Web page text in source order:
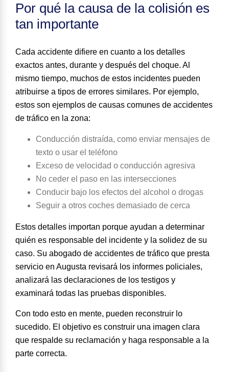
Por qué la causa de la colisión es
tan importante
Cada accidente difiere en cuanto a los detalles
exactos antes, durante y después del choque. Al
mismo tiempo, muchos de estos incidentes pueden
atribuirse a tipos de errores similares. Por ejemplo,
estos son ejemplos de causas comunes de accidentes
de tráfico en la zona:
Conducción distraída, como enviar mensajes de
texto o usar el teléfono
Exceso de velocidad o conducción agresiva
No ceder el paso en las intersecciones
Conducir bajo los efectos del alcohol o drogas
Seguir a otros coches demasiado de cerca
Estos detalles importan porque ayudan a determinar
quién es responsable del incidente y la solidez de su
caso. Su abogado de accidentes de tráfico que presta
servicio en Augusta revisará los informes policiales,
analizará las declaraciones de los testigos y
examinará todas las pruebas disponibles.
Con todo esto en mente, pueden reconstruir lo
sucedido. El objetivo es construir una imagen clara
que respalde su reclamación y haga responsable a la
parte correcta.